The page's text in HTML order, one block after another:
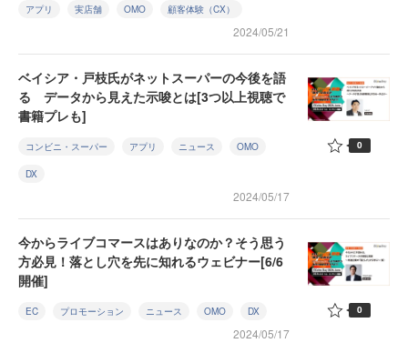
アプリ 実店舗 OMO 顧客体験（CX）
2024/05/21
ベイシア・戸枝氏がネットスーパーの今後を語
る データから見えた示唆とは[3つ以上視聴で
書籍プレも]
コンビニ・スーパー アプリ ニュース OMO
DX
2024/05/17
0
今からライブコマースはありなのか？そう思う
方必見！落とし穴を先に知れるウェビナー[6/6
開催]
EC プロモーション ニュース OMO DX
2024/05/17
0